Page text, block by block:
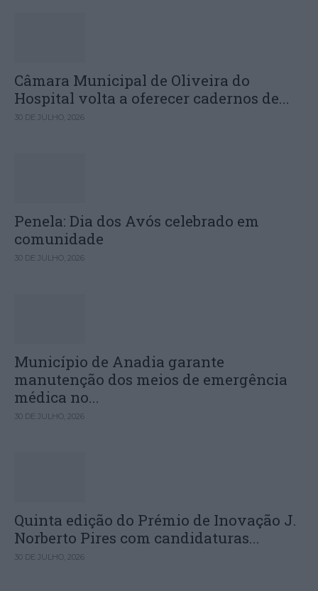
Câmara Municipal de Oliveira do
Hospital volta a oferecer cadernos de...
30 DE JULHO, 2026
Penela: Dia dos Avós celebrado em
comunidade
30 DE JULHO, 2026
Município de Anadia garante
manutenção dos meios de emergência
médica no...
30 DE JULHO, 2026
Quinta edição do Prémio de Inovação J.
Norberto Pires com candidaturas...
30 DE JULHO, 2026